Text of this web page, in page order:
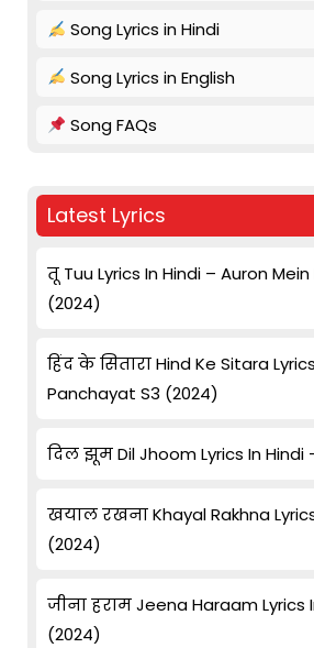
Song Lyrics in Hindi
Song Lyrics in English
Song FAQs
Latest Lyrics
तू Tuu Lyrics In Hindi – Auron
(2024)
हिंद के सितारा Hind Ke Sitara
Panchayat S3 (2024)
दिल झूम Dil Jhoom Lyrics In Hindi
खयाल रखना Khayal Rakhna
(2024)
जीना हराम Jeena Haraam Lyrics
(2024)